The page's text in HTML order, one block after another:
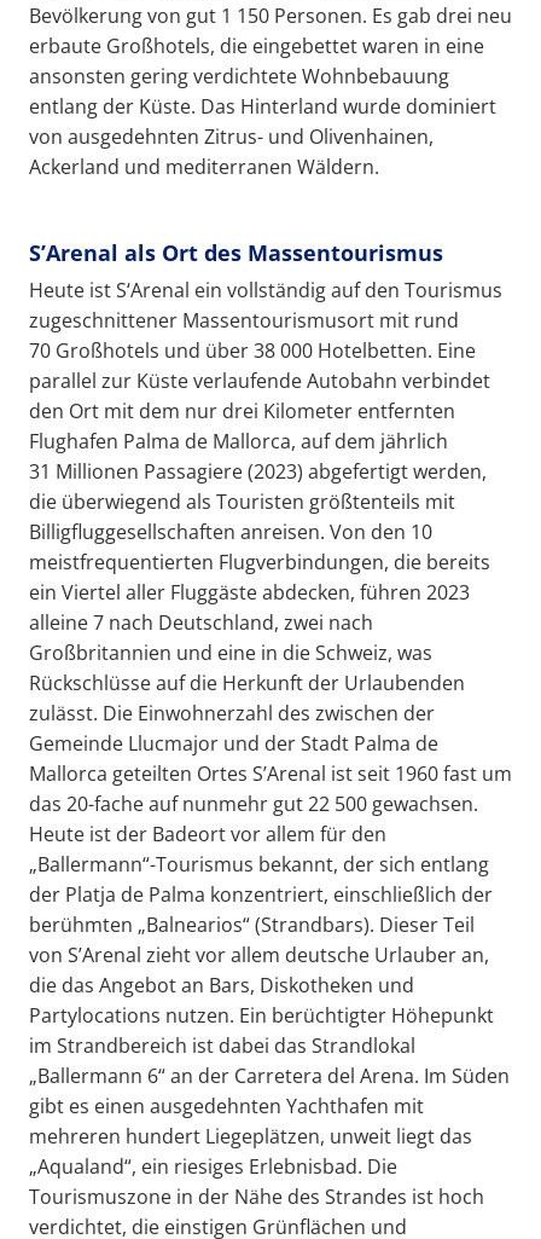
Bevölkerung von gut 1 150 Personen. Es gab drei neu
erbaute Großhotels, die eingebettet waren in eine
ansonsten gering verdichtete Wohnbebauung
entlang der Küste. Das Hinterland wurde dominiert
von ausgedehnten Zitrus- und Olivenhainen,
Ackerland und mediterranen Wäldern.
S’Arenal als Ort des Massentourismus
Heute ist S‘Arenal ein vollständig auf den Tourismus
zugeschnittener Massentourismusort mit rund
70 Großhotels und über 38 000 Hotelbetten. Eine
parallel zur Küste verlaufende Autobahn verbindet
den Ort mit dem nur drei Kilometer entfernten
Flughafen Palma de Mallorca, auf dem jährlich
31 Millionen Passagiere (2023) abgefertigt werden,
die überwiegend als Touristen größtenteils mit
Billigfluggesellschaften anreisen. Von den 10
meistfrequentierten Flugverbindungen, die bereits
ein Viertel aller Fluggäste abdecken, führen 2023
alleine 7 nach Deutschland, zwei nach
Großbritannien und eine in die Schweiz, was
Rückschlüsse auf die Herkunft der Urlaubenden
zulässt. Die Einwohnerzahl des zwischen der
Gemeinde Llucmajor und der Stadt Palma de
Mallorca geteilten Ortes S’Arenal ist seit 1960 fast um
das 20-fache auf nunmehr gut 22 500 gewachsen.
Heute ist der Badeort vor allem für den
„Ballermann“-Tourismus bekannt, der sich entlang
der Platja de Palma konzentriert, einschließlich der
berühmten „Balnearios“ (Strandbars). Dieser Teil
von S’Arenal zieht vor allem deutsche Urlauber an,
die das Angebot an Bars, Diskotheken und
Partylocations nutzen. Ein berüchtigter Höhepunkt
im Strandbereich ist dabei das Strandlokal
„Ballermann 6“ an der Carretera del Arena. Im Süden
gibt es einen ausgedehnten Yachthafen mit
mehreren hundert Liegeplätzen, unweit liegt das
„Aqualand“, ein riesiges Erlebnisbad. Die
Tourismuszone in der Nähe des Strandes ist hoch
verdichtet, die einstigen Grünflächen und